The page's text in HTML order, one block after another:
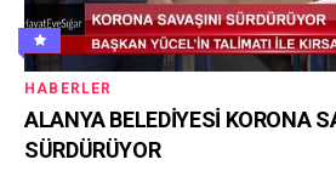
HABERLER
ALANYA BELEDİYESİ KORONA
SÜRDÜRÜYOR